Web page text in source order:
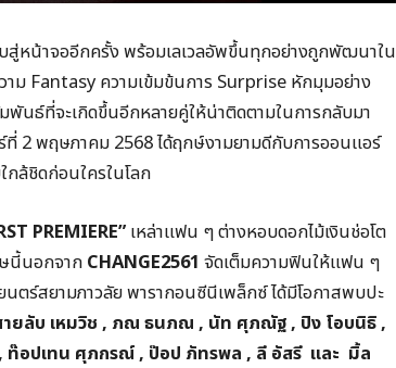
สู่หน้าจออีกครั้ง พร้อมเลเวลอัพขึ้นทุกอย่างถูกพัฒนาใน
ม Fantasy ความเข้มข้นการ Surprise หักมุมอย่าง
นธ์ที่จะเกิดขึ้นอีกหลายคู่ให้น่าติดตามในการกลับมา
2 พฤษภาคม 2568 ได้ฤกษ์งามยามดีกับการออนแอร์
ล้ชิดก่อนใครในโลก
PREMIERE” เหล่าแฟน ๆ ต่างหอบดอกไม้เงินช่อโต
นี้นอกจากCHANGE2561 จัดเต็มความฟินให้แฟน ๆ
ร์สยามภาวลัย พารากอนซีนีเพล็กซ์ ได้มีโอกาสพบปะ
ยลับ เหมวิช , ภณ ธนภณ , นัท ศุภณัฐ , ปิง โอบนิธิ ,
ท๊อปเทน ศุภกรณ์ , ป๊อป ภัทรพล , ลี อัสรี และ มิ้ล